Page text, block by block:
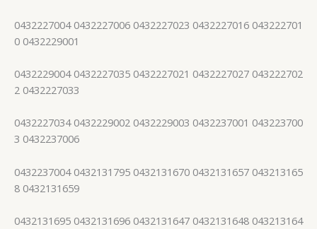
0432227004 0432227006 0432227023 0432227016 043222701
0 0432229001
0432229004 0432227035 0432227021 0432227027 043222702
2 0432227033
0432227034 0432229002 0432229003 0432237001 043223700
3 0432237006
0432237004 0432131795 0432131670 0432131657 043213165
8 0432131659
0432131695 0432131696 0432131647 0432131648 043213164